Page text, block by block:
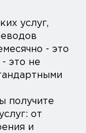
услуг,
- это
это не
получите
от
и